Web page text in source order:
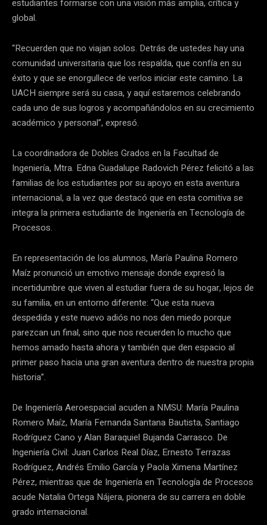
estudiantes formarse con una visión más amplia, crítica y
global.
“Recuerden que no viajan solos. Detrás de ustedes hay una
comunidad universitaria que los respalda, que confía en su
éxito y que se enorgullece de verlos iniciar este camino. La
UACH siempre será su casa, y aquí estaremos celebrando
cada uno de sus logros y acompañándolos en su crecimiento
académico y personal”, expresó.
La coordinadora de Dobles Grados en la Facultad de
Ingeniería, Mtra. Edna Guadalupe Radovich Pérez felicitó a las
familias de los estudiantes por su apoyo en esta aventura
internacional, a la vez que destacó que en esta comitiva se
integra la primera estudiante de Ingeniería en Tecnología de
Procesos.
En representación de los alumnos, María Paulina Romero
Maíz pronunció un emotivo mensaje donde expresó la
incertidumbre que viven al estudiar fuera de su hogar, lejos de
su familia, en un entorno diferente: “Que esta nueva
despedida y este nuevo adiós no nos den miedo porque
parezcan un final, sino que nos recuerden lo mucho que
hemos amado hasta ahora y también que den espacio al
primer paso hacia una gran aventura dentro de nuestra propia
historia”.
De Ingeniería Aeroespacial acuden a NMSU: María Paulina
Romero Maíz, María Fernanda Santana Bautista, Santiago
Rodríguez Cano y Alan Baraquiel Bujanda Carrasco. De
Ingeniería Civil: Juan Carlos Real Díaz, Ernesto Terrazas
Rodríguez, Andrés Emilio García y Paola Ximena Martínez
Pérez, mientras que de Ingeniería en Tecnología de Procesos
acude Natalia Ortega Nájera, pionera de su carrera en doble
grado internacional.